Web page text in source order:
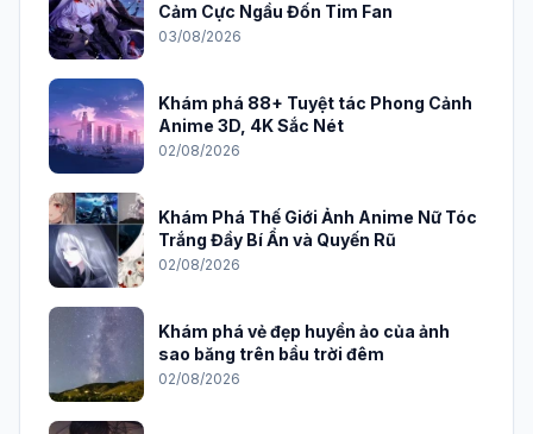
Cảm Cực Ngầu Đốn Tim Fan
03/08/2026
Khám phá 88+ Tuyệt tác Phong Cảnh
Anime 3D, 4K Sắc Nét
02/08/2026
Khám Phá Thế Giới Ảnh Anime Nữ Tóc
Trắng Đầy Bí Ẩn và Quyến Rũ
02/08/2026
Khám phá vẻ đẹp huyền ảo của ảnh
sao băng trên bầu trời đêm
02/08/2026